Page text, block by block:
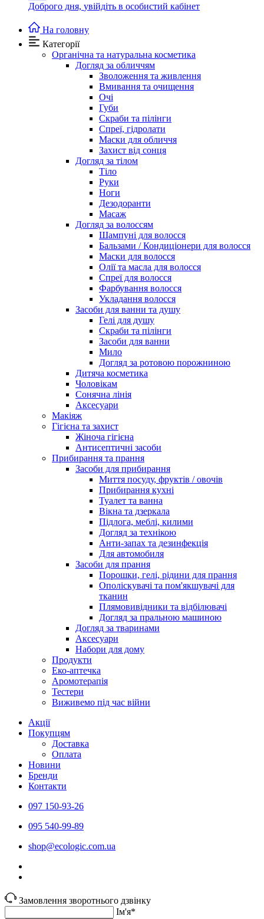
Доброго дня, увійдіть в особистий кабінет
На головну
Категорії
Органічна та натуральна косметика
Догляд за обличчям
Зволоження та живлення
Вмивання та очищення
Очі
Губи
Скраби та пілінги
Спреї, гідролати
Маски для обличчя
Захист від сонця
Догляд за тілом
Тіло
Руки
Ноги
Дезодоранти
Масаж
Догляд за волоссям
Шампуні для волосся
Бальзами / Кондиціонери для волосся
Маски для волосся
Олії та масла для волосся
Спреї для волосся
Фарбування волосся
Укладання волосся
Засоби для ванни та душу
Гелі для душу
Скраби та пілінги
Засоби для ванни
Мило
Догляд за ротовою порожниною
Дитяча косметика
Чоловікам
Сонячна лінія
Аксесуари
Макіяж
Гігієна та захист
Жіноча гігієна
Антисептичні засоби
Прибирання та прання
Засоби для прибирання
Миття посуду, фруктів / овочів
Прибирання кухні
Туалет та ванна
Вікна та дзеркала
Підлога, меблі, килими
Догляд за технікою
Анти-запах та дезинфекція
Для автомобиля
Засоби для прання
Порошки, гелі, рідини для прання
Ополіскувачі та пом'якшувачі для
тканин
Плямовивідники та відбілювачі
Догляд за пральною машиною
Догляд за тваринами
Аксесуари
Набори для дому
Продукти
Еко-аптечка
Аромотерапія
Тестери
Виживемо під час війни
Акції
Покупцям
Доставка
Оплата
Новини
Бренди
Контакти
097 150-93-26
095 540-99-89
shoр@ecologic.com.ua
Замовлення зворотнього дзвінку
Ім'я*